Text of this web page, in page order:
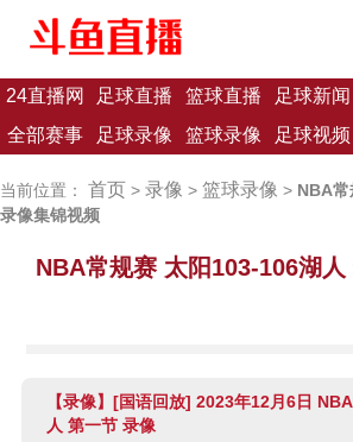
24直播网 足球直播 篮球直播 足球新闻
全部赛事
足球录像 篮球录像 足球视频
当前位置： 首页 > 录像 > 篮球录像 > NBA
录像集锦视频
NBA常规赛 太阳103-106湖
【录像】[国语回放] 2023年12月6日
人 第一节 录像